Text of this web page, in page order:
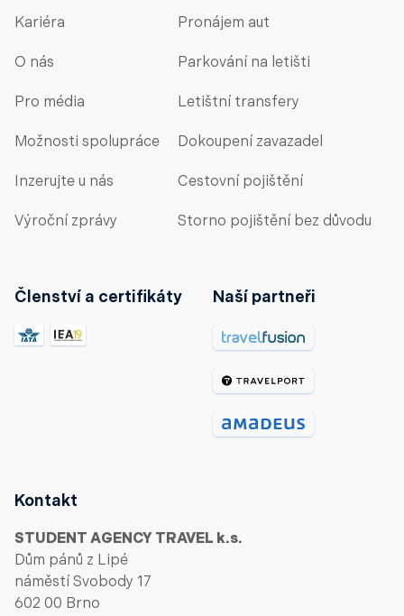
Kariéra
O nás
Pro média
Možnosti spolupráce
Inzerujte u nás
Výroční zprávy
Pronájem aut
Parkování na letišti
Letištní transfery
Dokoupení zavazadel
Cestovní pojištění
Storno pojištění bez důvodu
Členství a certifikáty Naší partneři
Kontakt
STUDENT AGENCY TRAVEL k.s.
Dům pánů z Lipé
náměstí Svobody 17
602 00 Brno